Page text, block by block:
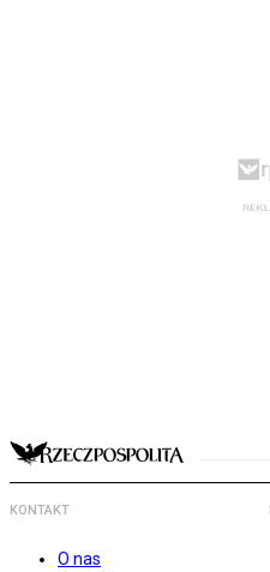
KONTAKT
O nas